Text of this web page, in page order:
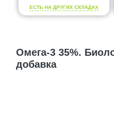
ЕСТЬ НА ДРУГИХ СКЛАДАХ
Омега-3 35%.
добавка